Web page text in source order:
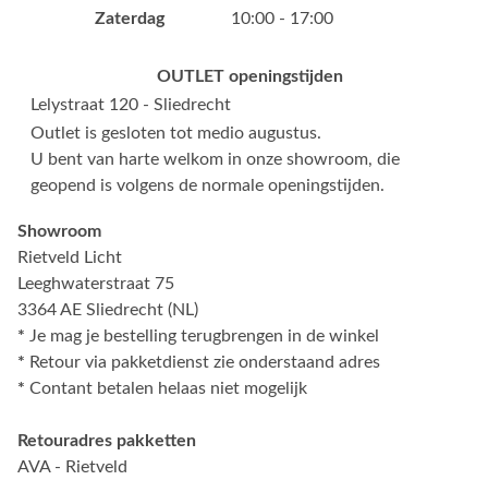
Zaterdag
10:00 - 17:00
OUTLET openingstijden
Lelystraat 120 - Sliedrecht
Outlet is gesloten tot medio augustus.
U bent van harte welkom in onze showroom, die
geopend is volgens de normale openingstijden.
Showroom
Rietveld Licht
Leeghwaterstraat 75
3364 AE Sliedrecht (NL)
* Je mag je bestelling terugbrengen in de winkel
* Retour via pakketdienst zie onderstaand adres
* Contant betalen helaas niet mogelijk
Retouradres pakketten
AVA - Rietveld